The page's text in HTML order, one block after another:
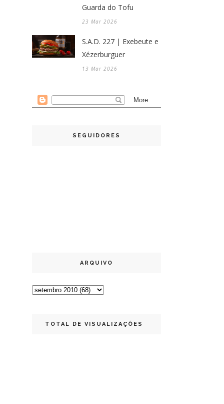
Guarda do Tofu
23 Mar 2026
S.A.D. 227 | Exebeute e
Xézerburguer
13 Mar 2026
SEGUIDORES
ARQUIVO
TOTAL DE VISUALIZAÇÕES